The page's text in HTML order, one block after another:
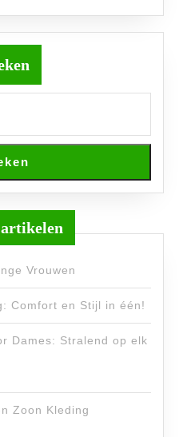
Vrouwen
Comfort en Stijl in één!
Dames: Stralend op elk
Zoon Kleding